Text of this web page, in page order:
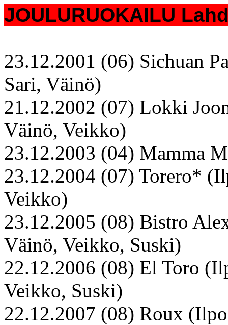
JOULURUOKAILU
23.12.2001 (06) Sichuan
Sari, Väinö)
21.12.2002 (07) Lokki
Väinö, Veikko)
23.12.2003 (04) Mamma
23.12.2004 (07) Torero*
Veikko)
23.12.2005 (08) Bistro
Väinö, Veikko, Suski)
22.12.2006 (08) El Toro
Veikko, Suski)
22.12.2007 (08) Roux